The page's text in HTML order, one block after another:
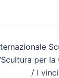
per la
/ I